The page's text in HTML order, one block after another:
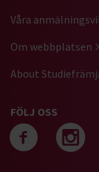
Våra
Om webbplatsen
About
FÖLJ OSS
Följ